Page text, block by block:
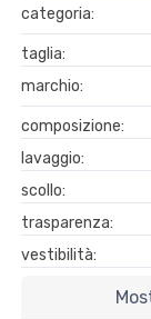
categoria:
taglia:
marchio:
composizione:
lavaggio:
scollo:
trasparenza:
vestibilità: